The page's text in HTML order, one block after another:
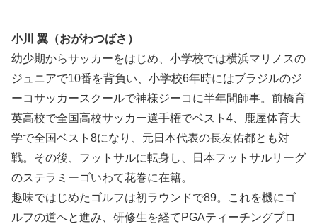
小川 翼（おがわつばさ）
幼少期からサッカーをはじめ、小学校では横浜マリノスの
ジュニアで10番を背負い、小学校6年時にはブラジルのジ
ーコサッカースクールで神様ジーコに半年間師事。前橋育
英高校で全国高校サッカー選手権でベスト4、鹿屋体育大
学で全国ベスト8になり、元日本代表の長友佑都とも対
戦。その後、フットサルに転身し、日本フットサルリーグ
のステラミーゴいわて花巻に在籍。
趣味ではじめたゴルフは初ラウンドで89。これを機にゴ
ルフの道へと進み、研修生を経てPGAティーチングプロ